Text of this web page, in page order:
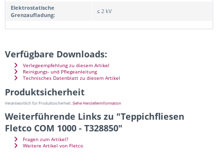
Elektrostatische
Grenzaufladung:
≤ 2 kV
Verfügbare Downloads:
Verlegeempfehlung zu diesem Artikel
Reinigungs- und Pflegeanleitung
Technisches Datenblatt zu diesem Artikel
Produktsicherheit
Verantwortlich für Produktsicherheit:Siehe Herstellerinformation
Weiterführende Links zu "Teppichfliesen
Fletco COM 1000 - T328850"
Fragen zum Artikel?
Weitere Artikel von Fletco